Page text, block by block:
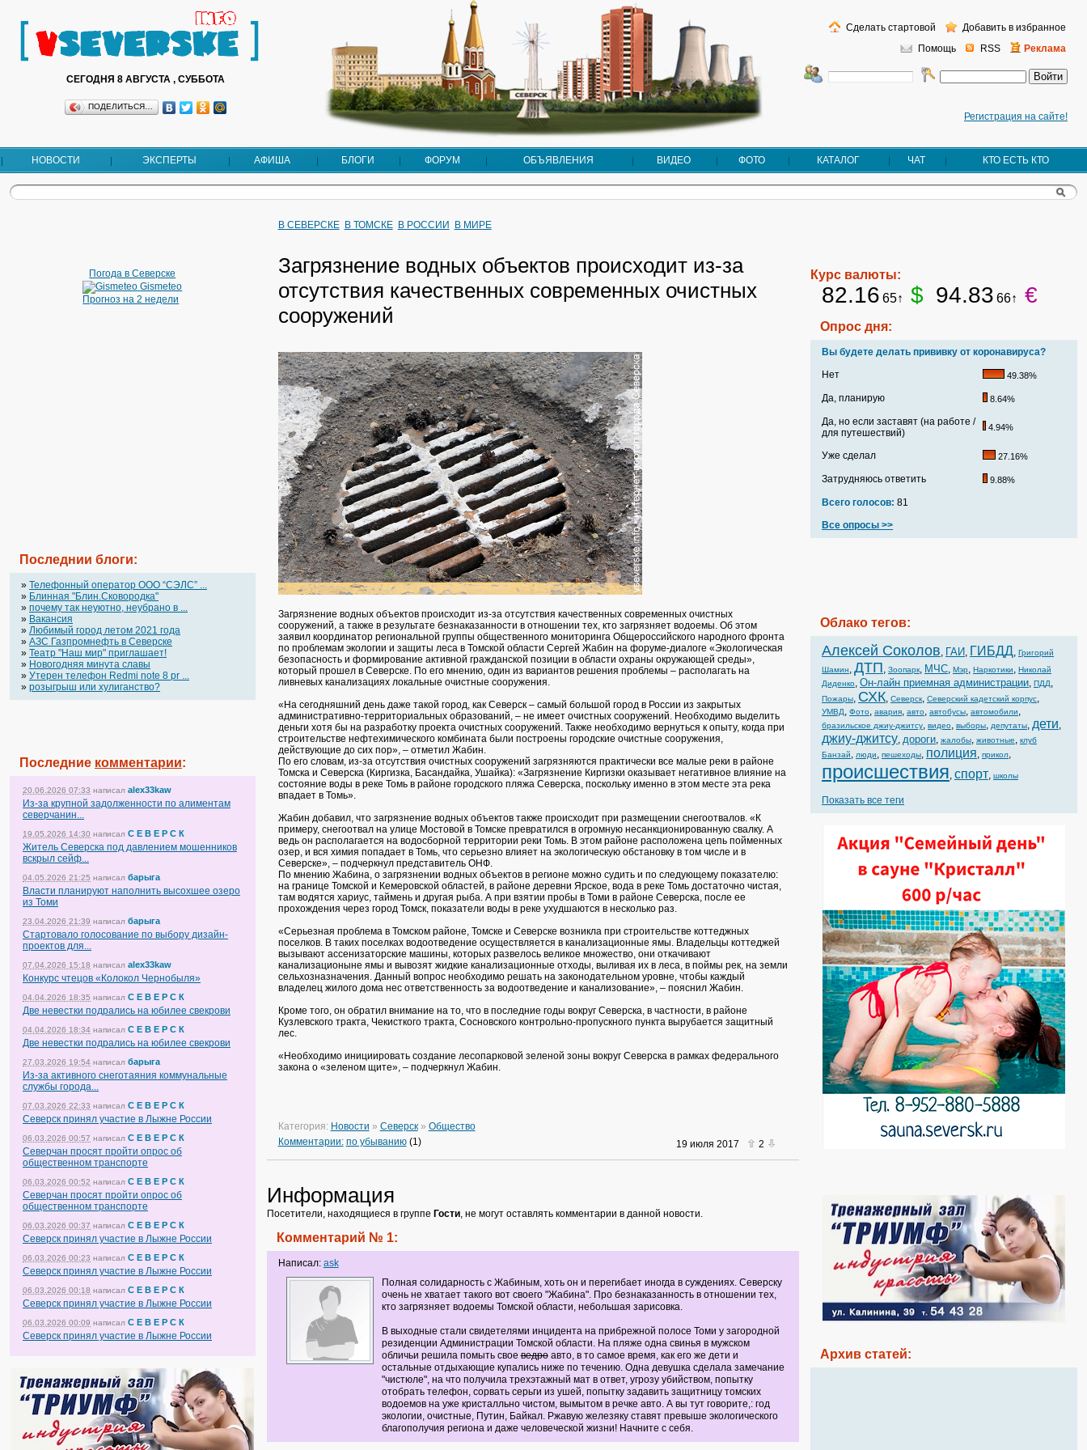
СЕГОДНЯ 8 АВГУСТА , СУББОТА
ПОДЕЛИТЬСЯ…
Регистрация на сайте!
Помощь RSS Реклама
Сделать стартовой Добавить в избранное
НОВОСТИ ЭКСПЕРТЫ АФИША БЛОГИ ФОРУМ ОБЪЯВЛЕНИЯ ВИДЕО ФОТО КАТАЛОГ ЧАТ КТО ЕСТЬ КТО
Погода в Северске
Gismeteo
Прогноз на 2 недели
Последнии блоги:
» Телефонный оператор OOO “СЭЛС” ...
» Блинная "Блин.Сковородка"
» почему так неуютно, неубрано в ...
» Вакансия
» Любимый город летом 2021 года
» АЗС Газпромнефть в Северске
» Театр "Наш мир" приглашает!
» Новогодняя минута славы
» Утерен телефон Redmi note 8 pr ...
» розыгрыш или хулиганство?
Последние комментарии:
20.06.2026 07:33 написал alex33kaw
Из-за крупной задолженности по алиментам
северчанин...
19.05.2026 14:30 написал С Е В Е Р С К
Житель Северска под давлением мошенников
вскрыл сейф...
04.05.2026 21:25 написал барыга
Власти планируют наполнить высохшее озеро
из Томи
23.04.2026 21:39 написал барыга
Стартовало голосование по выбору дизайн-
проектов для...
07.04.2026 15:18 написал alex33kaw
Конкурс чтецов «Колокол Чернобыля»
04.04.2026 18:35 написал С Е В Е Р С К
Две невестки подрались на юбилее свекрови
04.04.2026 18:34 написал С Е В Е Р С К
Две невестки подрались на юбилее свекрови
27.03.2026 19:54 написал барыга
Из-за активного снеготаяния коммунальные
службы города...
07.03.2026 22:33 написал С Е В Е Р С К
Северск принял участие в Лыжне России
06.03.2026 00:57 написал С Е В Е Р С К
Северчан просят пройти опрос об
общественном транспорте
06.03.2026 00:52 написал С Е В Е Р С К
Северчан просят пройти опрос об
общественном транспорте
06.03.2026 00:37 написал С Е В Е Р С К
Северск принял участие в Лыжне России
06.03.2026 00:23 написал С Е В Е Р С К
Северск принял участие в Лыжне России
06.03.2026 00:18 написал С Е В Е Р С К
Северск принял участие в Лыжне России
06.03.2026 00:09 написал С Е В Е Р С К
Северск принял участие в Лыжне России
В СЕВЕРСКЕ В ТОМСКЕ В РОССИИ В МИРЕ
Загрязнение водных объектов происходит из-за
отсутствия качественных современных очистных
сооружений
Загрязнение водных объектов происходит из-за отсутствия качественных современных очистных
сооружений, а также в результате безнаказанности в отношении тех, кто загрязняет водоемы. Об этом
заявил координатор региональной группы общественного мониторинга Общероссийского народного фронта
по проблемам экологии и защиты леса в Томской области Сергей Жабин на форуме-диалоге «Экологическая
безопасность и формирование активной гражданской позиции в области охраны окружающей среды»,
который прошел в Северске. По его мнению, один из вариантов решения проблемы – располагать на
ливневых канализациях локальные очистные сооружения.
«На сегодняшний день даже такой город, как Северск – самый большой город в России из закрытых
административно-территориальных образований, – не имеет очистных сооружений. Необходимо выделить
деньги хотя бы на разработку проекта очистных сооружений. Также необходимо вернуться к опыту, когда при
строительстве нефтехимического комбината были построены городские очистные сооружения,
действующие до сих пор», – отметил Жабин.
По его словам, из-за отсутствия очистных сооружений загрязняются практически все малые реки в районе
Томска и Северска (Киргизка, Басандайка, Ушайка): «Загрязнение Киргизки оказывает негативное влияние на
состояние воды в реке Томь в районе городского пляжа Северска, поскольку именно в этом месте эта река
впадает в Томь».
Жабин добавил, что загрязнение водных объектов также происходит при размещении снегоотвалов. «К
примеру, снегоотвал на улице Мостовой в Томске превратился в огромную несанкционированную свалку. А
ведь он располагается на водосборной территории реки Томь. В этом районе расположена цепь пойменных
озер, и вся химия попадает в Томь, что серьезно влияет на экологическую обстановку в том числе и в
Северске», – подчеркнул представитель ОНФ.
По мнению Жабина, о загрязнении водных объектов в регионе можно судить и по следующему показателю:
на границе Томской и Кемеровской областей, в районе деревни Ярское, вода в реке Томь достаточно чистая,
там водятся хариус, таймень и другая рыба. А при взятии пробы в Томи в районе Северска, после ее
прохождения через город Томск, показатели воды в реке ухудшаются в несколько раз.
«Серьезная проблема в Томском районе, Томске и Северске возникла при строительстве коттеджных
поселков. В таких поселках водоотведение осуществляется в канализационные ямы. Владельцы коттеджей
вызывают ассенизаторские машины, которых развелось великое множество, они откачивают
канализационыне ямы и вывозят жидкие канализационные отходы, выливая их в леса, в поймы рек, на земли
сельхозназначения. Данный вопрос необходимо решать на законодательном уровне, чтобы каждый
владелец жилого дома нес ответственность за водоотведение и канализование», – пояснил Жабин.
Кроме того, он обратил внимание на то, что в последние годы вокруг Северска, в частности, в районе
Кузлевского тракта, Чекисткого тракта, Сосновского контрольно-пропускного пункта вырубается защитный
лес.
«Необходимо инициировать создание лесопарковой зеленой зоны вокруг Северска в рамках федерального
закона о «зеленом щите», – подчеркнул Жабин.
Категория: Новости » Северск» Общество
Комментарии: по убыванию(1) 19 июля 2017 2
Информация
Посетители, находящиеся в группе Гости, не могут оставлять комментарии в данной новости.
Комментарий № 1:
Написал: ask
Полная солидарность с Жабиным, хоть он и перегибает иногда в суждениях. Северску
очень не хватает такого вот своего "Жабина". Про безнаказанность в отношении тех,
кто загрязняет водоемы Томской области, небольшая зарисовка.
В выходные стали свидетелями инцидента на прибрежной полосе Томи у загородной
резиденции Администрации Томской области. На пляже одна свинья в мужском
обличьи решила помыть своеведроавто, в то самое время, как его же дети и
остальные отдыхающие купались ниже по течению. Одна девушка сделала замечание
"чистюле", на что получила трехэтажный мат в ответ, угрозу убийством, попытку
отобрать телефон, сорвать серьги из ушей, попытку задавить защитницу томских
водоемов на уже кристалльно чистом, вымытом в речке авто. А вы тут говорите,: год
экологии, очистные, Путин, Байкал. Ржавую железяку ставят превыше экологического
благополучия региона и даже человеческой жизни! Начните с себя.
Курс валюты:
82.16 65↑ $ 94.83 66↑ €
Опрос дня:
Вы будете делать прививку от коронавируса?
Нет
49.38%
Да, планирую 8.64%
Да, но если заставят (на работе /
для путешествий)
4.94%
Уже сделал 27.16%
Затрудняюсь ответить 9.88%
Всего голосов: 81
Все опросы >>
Облако тегов:
Алексей Соколов, ГАИ, ГИБДД, Григорий
Шамин, ДТП, Зоопарк, МЧС, Мэр, Наркотики, Николай
Диденко, Он-лайн приемная администрации, ПДД,
Пожары, СХК, Северск, Северский кадетский корпус,
УМВД, Фото, авария, авто, автобусы, автомобили,
бразильское джиу-джитсу, видео, выборы, депутаты, дети,
джиу-джитсу, дороги, жалобы, животные, клуб
Банзай, люди, пешеходы, полиция, прикол,
происшествия, спорт, школы
Показать все теги
Архив статей: